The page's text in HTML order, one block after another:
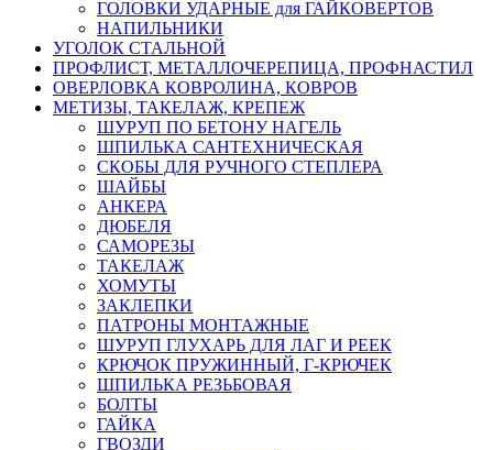
ГОЛОВКИ УДАРНЫЕ для ГАЙКОВЕРТОВ
НАПИЛЬНИКИ
УГОЛОК СТАЛЬНОЙ
ПРОФЛИСТ, МЕТАЛЛОЧЕРЕПИЦА, ПРОФНАСТИЛ
ОВЕРЛОВКА КОВРОЛИНА, КОВРОВ
МЕТИЗЫ, ТАКЕЛАЖ, КРЕПЕЖ
ШУРУП ПО БЕТОНУ НАГЕЛЬ
ШПИЛЬКА САНТЕХНИЧЕСКАЯ
СКОБЫ ДЛЯ РУЧНОГО СТЕПЛЕРА
ШАЙБЫ
АНКЕРА
ДЮБЕЛЯ
САМОРЕЗЫ
ТАКЕЛАЖ
ХОМУТЫ
ЗАКЛЕПКИ
ПАТРОНЫ МОНТАЖНЫЕ
ШУРУП ГЛУХАРЬ ДЛЯ ЛАГ И РЕЕК
КРЮЧОК ПРУЖИННЫЙ, Г-КРЮЧЕК
ШПИЛЬКА РЕЗЬБОВАЯ
БОЛТЫ
ГАЙКА
ГВОЗДИ